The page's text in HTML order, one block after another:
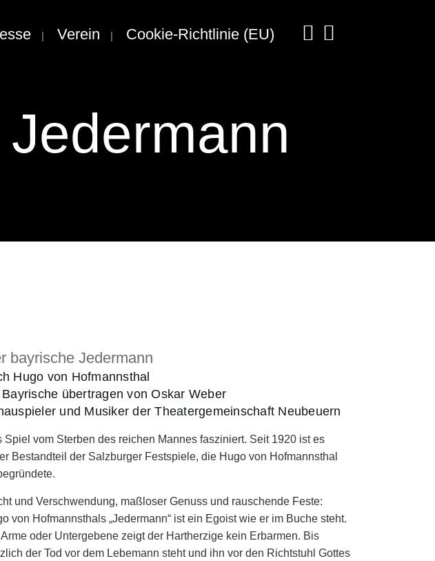
Verein Cookie-Richtlinie (EU)
bayrische Jedermann
Hugo von Hofmannsthal
Bayrische übertragen von Oskar Weber
und Musiker der Theatergemeinschaft Neubeuern
Spiel vom Sterben des reichen Mannes fasziniert. Seit 1920 ist es
Bestandteil der Salzburger Festspiele, die Hugo von Hofmannsthal
und Verschwendung, maßloser Genuss und rauschende Feste:
von Hofmannsthals „Jedermann“ ist ein Egoist wie er im Buche steht.
Arme oder Untergebene zeigt der Hartherzige kein Erbarmen. Bis
der Tod vor dem Lebemann steht und ihn vor den Richtstuhl Gottes